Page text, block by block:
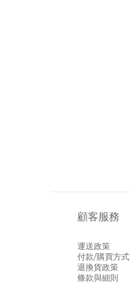
顧客服務
運送政策
付款/購買方式
退換貨政策
條款與細則